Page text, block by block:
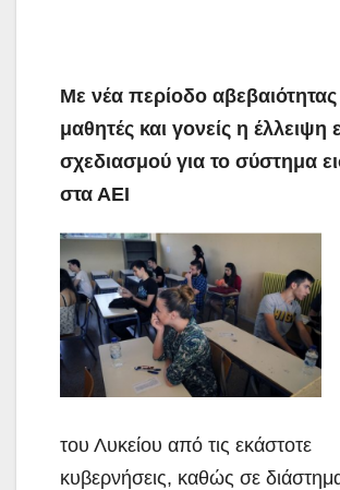
Με νέα περίοδο αβεβαιότητας
μαθητές και γονείς η έλλειψη
σχεδιασμού για το σύστημα
στα ΑΕΙ
του Λυκείου από τις εκάστοτε
κυβερνήσεις, καθώς σε